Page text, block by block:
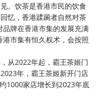
。饮茶是香港市民的饮食
忆，香港蹂躏者自然对茶
品牌在香港市集的发展充满
市集有恒久权术，会按照
从2022年起，霸王茶姬门
年，霸王茶姬新开门店
1000家店增长到2023年底